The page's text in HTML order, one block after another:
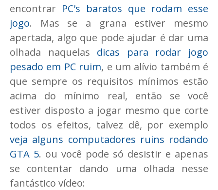
encontrar PC's baratos que rodam esse
jogo. Mas se a grana estiver mesmo
apertada, algo que pode ajudar é dar uma
olhada naquelas dicas para rodar jogo
pesado em PC ruim, e um alívio também é
que sempre os requisitos mínimos estão
acima do mínimo real, então se você
estiver disposto a jogar mesmo que corte
todos os efeitos, talvez dê, por exemplo
veja alguns computadores ruins rodando
GTA 5. ou você pode só desistir e apenas
se contentar dando uma olhada nesse
fantástico vídeo: